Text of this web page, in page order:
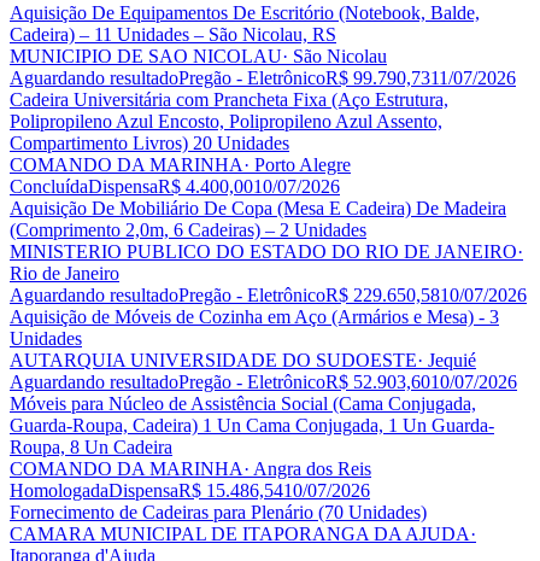
Aquisição De Equipamentos De Escritório (Notebook, Balde,
Cadeira) – 11 Unidades – São Nicolau, RS
MUNICIPIO DE SAO NICOLAU· São Nicolau
Aguardando resultadoPregão - EletrônicoR$ 99.790,7311/07/2026
Cadeira Universitária com Prancheta Fixa (Aço Estrutura,
Polipropileno Azul Encosto, Polipropileno Azul Assento,
Compartimento Livros) 20 Unidades
COMANDO DA MARINHA· Porto Alegre
ConcluídaDispensaR$ 4.400,0010/07/2026
Aquisição De Mobiliário De Copa (Mesa E Cadeira) De Madeira
(Comprimento 2,0m, 6 Cadeiras) – 2 Unidades
MINISTERIO PUBLICO DO ESTADO DO RIO DE JANEIRO·
Rio de Janeiro
Aguardando resultadoPregão - EletrônicoR$ 229.650,5810/07/2026
Aquisição de Móveis de Cozinha em Aço (Armários e Mesa) - 3
Unidades
AUTARQUIA UNIVERSIDADE DO SUDOESTE· Jequié
Aguardando resultadoPregão - EletrônicoR$ 52.903,6010/07/2026
Móveis para Núcleo de Assistência Social (Cama Conjugada,
Guarda-Roupa, Cadeira) 1 Un Cama Conjugada, 1 Un Guarda-
Roupa, 8 Un Cadeira
COMANDO DA MARINHA· Angra dos Reis
HomologadaDispensaR$ 15.486,5410/07/2026
Fornecimento de Cadeiras para Plenário (70 Unidades)
CAMARA MUNICIPAL DE ITAPORANGA DA AJUDA·
Itaporanga d'Ajuda